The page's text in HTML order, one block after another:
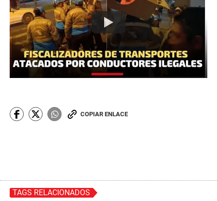
COPIAR ENLACE
TAGS RELACIONADOS